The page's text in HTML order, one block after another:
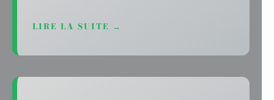
LIRE LA SUITE →